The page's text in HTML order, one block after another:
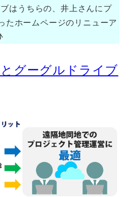
はうちらの、井上さんにプ
たホームページのリニューア
ーグルドライブ